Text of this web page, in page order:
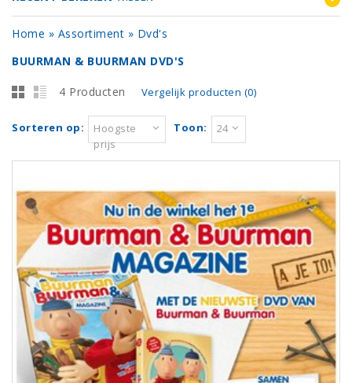
Home » Assortiment » Dvd's
BUURMAN & BUURMAN DVD'S
4 Producten Vergelijk producten (0)
Sorteren op:
Hoogste
prijs
Toon: 24